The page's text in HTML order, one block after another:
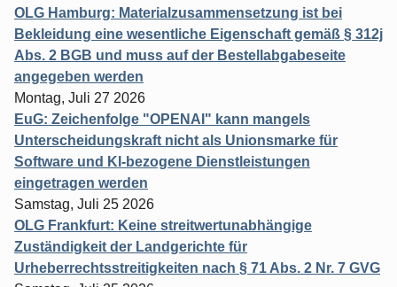
OLG Hamburg: Materialzusammensetzung ist bei
Bekleidung eine wesentliche Eigenschaft gemäß § 312j
Abs. 2 BGB und muss auf der Bestellabgabeseite
angegeben werden
Montag, Juli 27 2026
EuG: Zeichenfolge "OPENAI" kann mangels
Unterscheidungskraft nicht als Unionsmarke für
Software und KI-bezogene Dienstleistungen
eingetragen werden
Samstag, Juli 25 2026
OLG Frankfurt: Keine streitwertunabhängige
Zuständigkeit der Landgerichte für
Urheberrechtsstreitigkeiten nach § 71 Abs. 2 Nr. 7 GVG